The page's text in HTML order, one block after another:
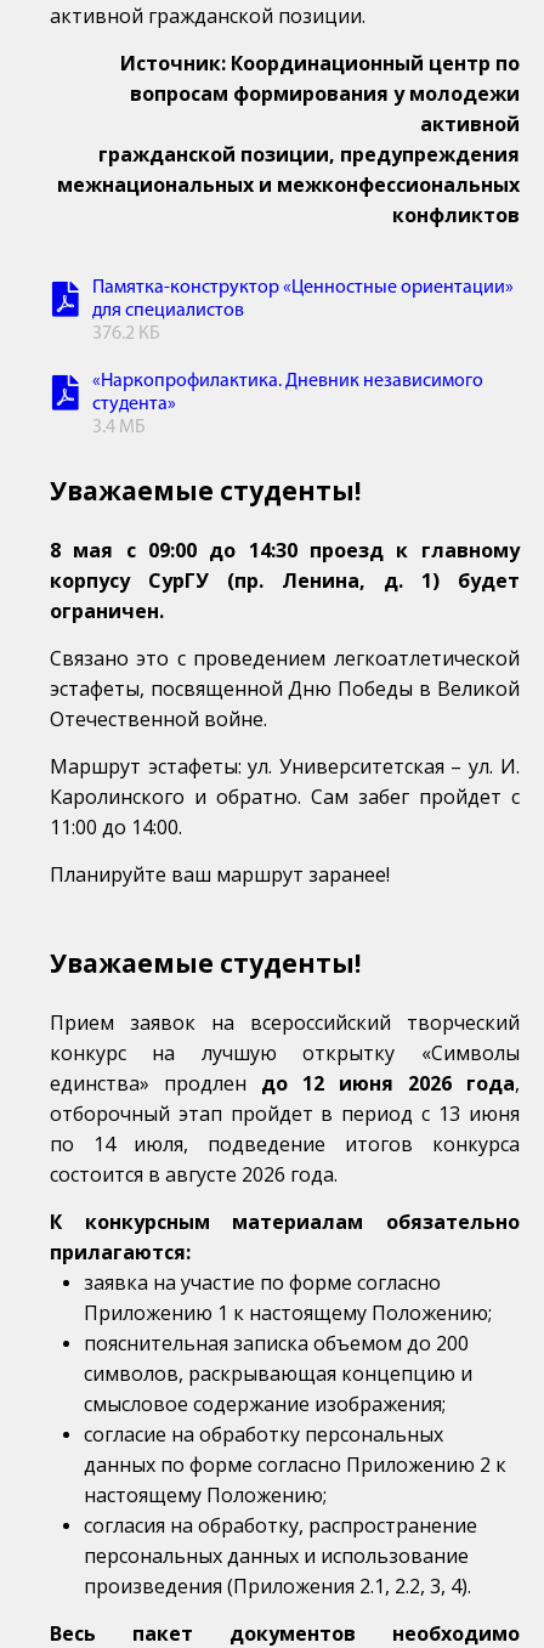
активной гражданской позиции.
Источник: Координационный центр по
вопросам формирования у молодежи
активной
гражданской позиции, предупреждения
межнациональных и межконфессиональных
конфликтов
Памятка-конструктор «Ценностные ориентации»
для специалистов
376.2 КБ
«Наркопрофилактика. Дневник независимого
студента»
3.4 МБ
Уважаемые студенты!
8 мая с 09:00 до 14:30 проезд к главному
корпусу СурГУ (пр. Ленина, д. 1) будет
ограничен.
Связано это с проведением легкоатлетической
эстафеты, посвященной Дню Победы в Великой
Отечественной войне.
Маршрут эстафеты: ул. Университетская – ул. И.
Каролинского и обратно. Сам забег пройдет с
11:00 до 14:00.
Планируйте ваш маршрут заранее!
Уважаемые студенты!
Прием заявок на всероссийский творческий
конкурс на лучшую открытку «Символы
единства» продлен до 12 июня 2026 года,
отборочный этап пройдет в период с 13 июня
по 14 июля, подведение итогов конкурса
состоится в августе 2026 года.
К конкурсным материалам обязательно
прилагаются:
заявка на участие по форме согласно
Приложению 1 к настоящему Положению;
пояснительная записка объемом до 200
символов, раскрывающая концепцию и
смысловое содержание изображения;
согласие на обработку персональных
данных по форме согласно Приложению 2 к
настоящему Положению;
согласия на обработку, распространение
персональных данных и использование
произведения (Приложения 2.1, 2.2, 3, 4).
Весь пакет документов необходимо